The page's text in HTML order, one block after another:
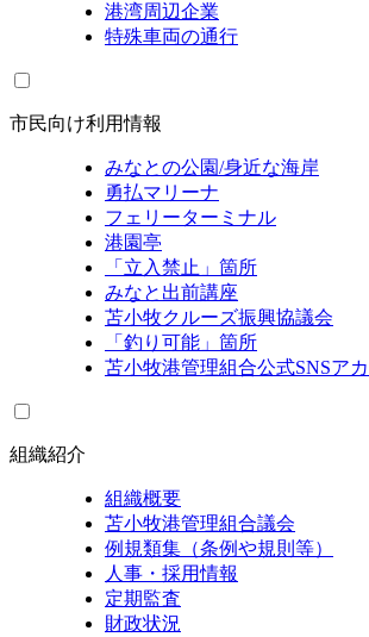
港湾周辺企業
特殊車両の通行
市民向け利用情報
みなとの公園/身近な海岸
勇払マリーナ
フェリーターミナル
港園亭
「立入禁止」箇所
みなと出前講座
苫小牧クルーズ振興協議会
「釣り可能」箇所
苫小牧港管理組合公式SNSア
組織紹介
組織概要
苫小牧港管理組合議会
例規類集（条例や規則等）
人事・採用情報
定期監査
財政状況